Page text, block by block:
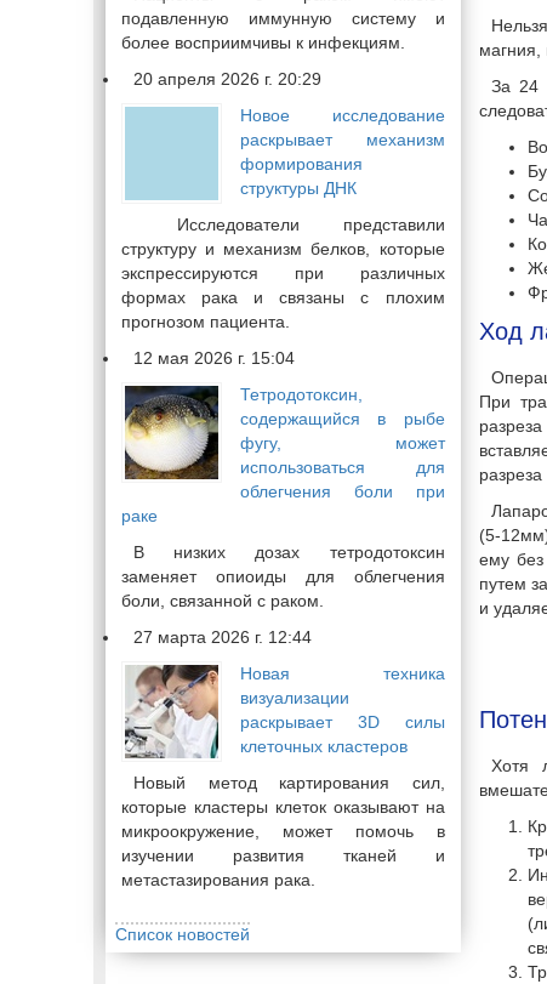
подавленную иммунную систему и
более восприимчивы к инфекциям.
20 апреля 2026 г. 20:29
Новое исследование
раскрывает механизм
формирования
структуры ДНК
Исследователи представили
структуру и механизм белков, которые
экспрессируются при различных
формах рака и связаны с плохим
прогнозом пациента.
12 мая 2026 г. 15:04
Тетродотоксин,
содержащийся в рыбе
фугу, может
использоваться для
облегчения боли при
раке
В низких дозах тетродотоксин
заменяет опиоиды для облегчения
боли, связанной с раком.
27 марта 2026 г. 12:44
Новая техника
визуализации
раскрывает 3D силы
клеточных кластеров
Новый метод картирования сил,
которые кластеры клеток оказывают на
микроокружение, может помочь в
изучении развития тканей и
метастазирования рака.
Список новостей
магния,
За 24
Ход
При
(5-
ему без
путем
и
Хотя